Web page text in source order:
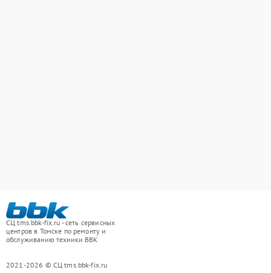
СЦ tms.bbk-fix.ru - сеть сервисных
центров в Томске по ремонту и
обслуживанию техники BBK
2021-2026 © СЦ tms.bbk-fix.ru